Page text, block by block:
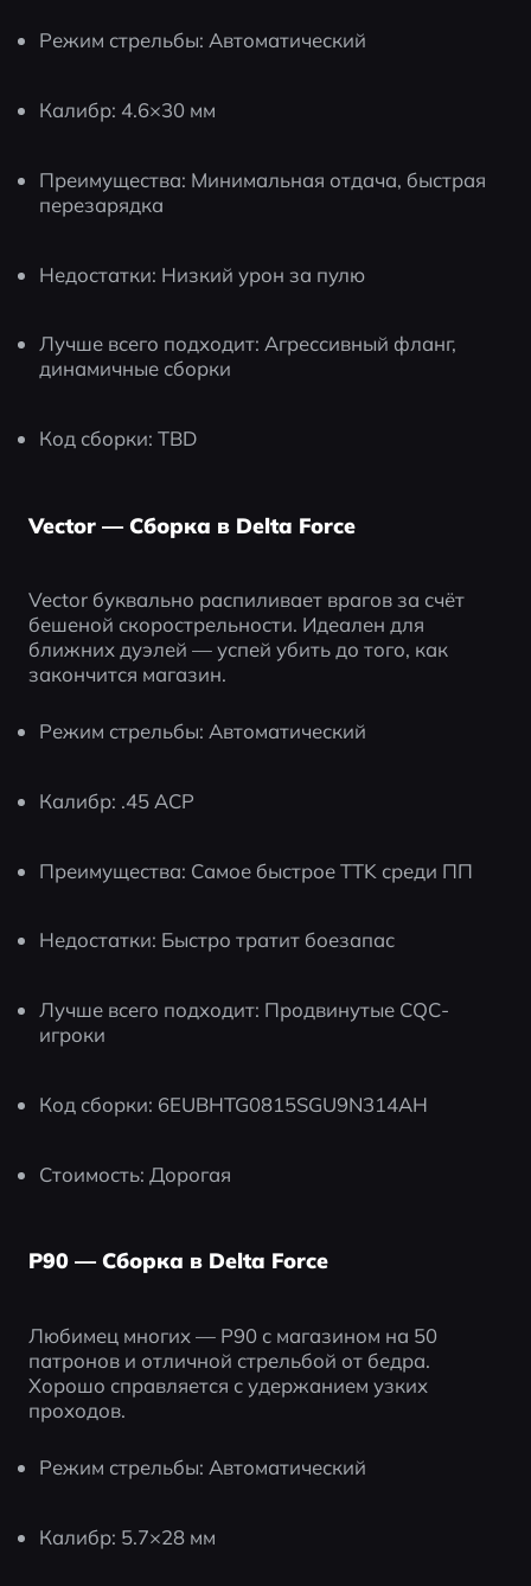
Режим стрельбы: Автоматический
Калибр: 4.6×30 мм
Преимущества: Минимальная отдача, быстрая
перезарядка
Недостатки: Низкий урон за пулю
Лучше всего подходит: Агрессивный фланг,
динамичные сборки
Код сборки: TBD
Vector — Сборка в Delta Force
Vector буквально распиливает врагов за счёт
бешеной скорострельности. Идеален для
ближних дуэлей — успей убить до того, как
закончится магазин.
Режим стрельбы: Автоматический
Калибр: .45 ACP
Преимущества: Самое быстрое TTK среди ПП
Недостатки: Быстро тратит боезапас
Лучше всего подходит: Продвинутые CQC-
игроки
Код сборки: 6EUBHTG0815SGU9N314AH
Стоимость: Дорогая
P90 — Сборка в Delta Force
Любимец многих — P90 с магазином на 50
патронов и отличной стрельбой от бедра.
Хорошо справляется с удержанием узких
проходов.
Режим стрельбы: Автоматический
Калибр: 5.7×28 мм